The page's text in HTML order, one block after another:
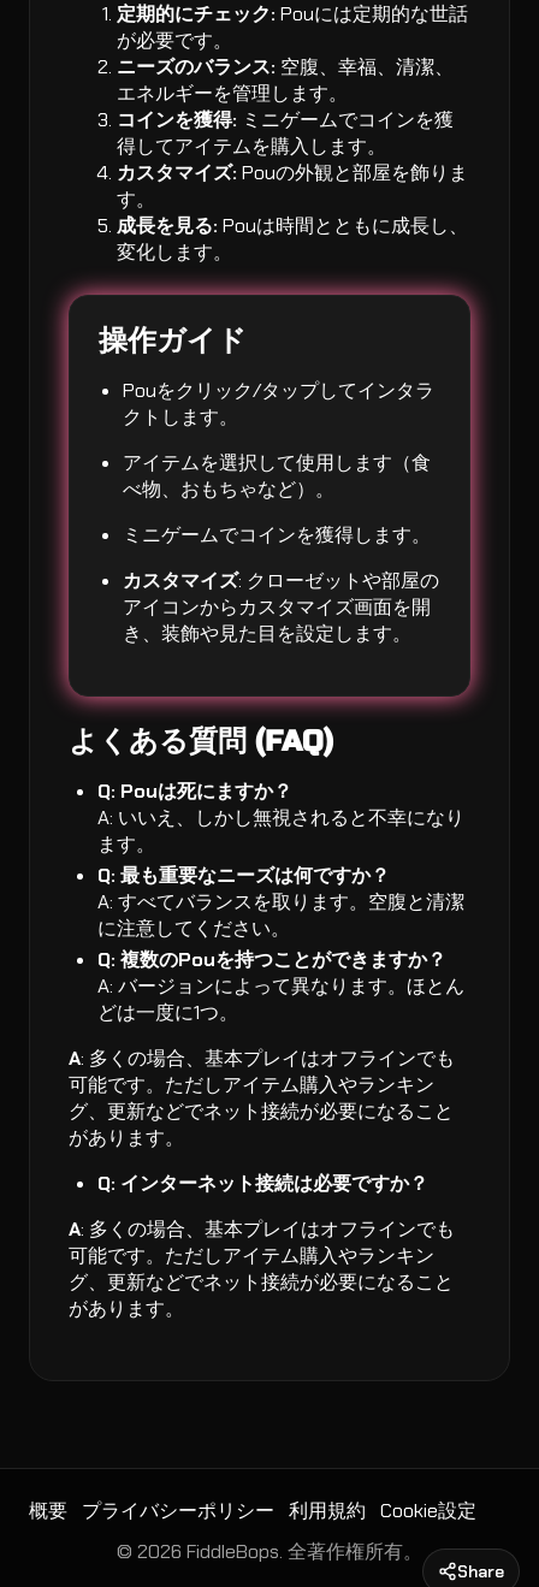
定期的にチェック: Pouには定期的な世話
が必要です。
ニーズのバランス: 空腹、幸福、清潔、
エネルギーを管理します。
コインを獲得: ミニゲームでコインを獲
得してアイテムを購入します。
カスタマイズ: Pouの外観と部屋を飾りま
す。
成長を見る: Pouは時間とともに成長し、
変化します。
操作ガイド
Pouをクリック/タップしてインタラ
クトします。
アイテムを選択して使用します（食
べ物、おもちゃなど）。
ミニゲームでコインを獲得します。
カスタマイズ: クローゼットや部屋の
アイコンからカスタマイズ画面を開
き、装飾や見た目を設定します。
よくある質問 (FAQ)
Q: Pouは死にますか？
A: いいえ、しかし無視されると不幸になり
ます。
Q: 最も重要なニーズは何ですか？
A: すべてバランスを取ります。空腹と清潔
に注意してください。
Q: 複数のPouを持つことができますか？
A: バージョンによって異なります。ほとん
どは一度に1つ。
A: 多くの場合、基本プレイはオフラインでも
可能です。ただしアイテム購入やランキン
グ、更新などでネット接続が必要になること
があります。
Q: インターネット接続は必要ですか？
A: 多くの場合、基本プレイはオフラインでも
可能です。ただしアイテム購入やランキン
グ、更新などでネット接続が必要になること
があります。
概要 プライバシーポリシー 利用規約
Cookie設定
© 2026 FiddleBops. 全著作権所有。
Share